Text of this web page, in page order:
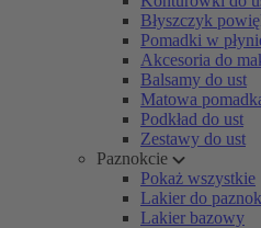
Błyszczyk
Pomadki w
Akcesoria do
Balsamy do ust
Matowa
Podkład do ust
Zestawy do ust
Paznokcie
Pokaż wszystkie
Lakier do
Lakier bazowy